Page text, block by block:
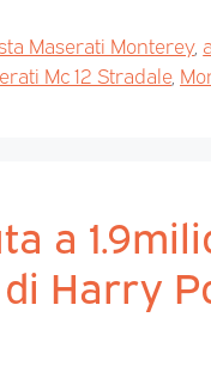
Maserati Monterey,
Mc 12 Stradale,
a
Harry